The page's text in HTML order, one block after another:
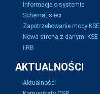
Informacje o systemie
Schemat sieci
Zapotrzebowanie mocy KSE
Nowa strona z danymi KSE
i RB
AKTUALNOŚCI
Aktualności